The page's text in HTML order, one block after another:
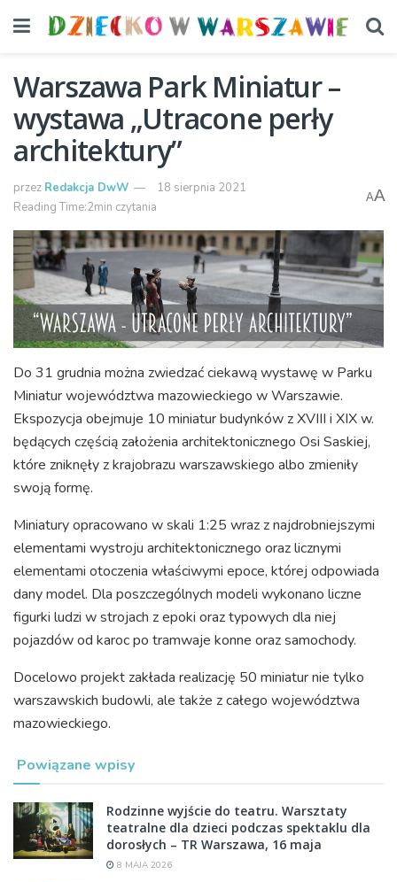
Warszawa Park Miniatur –
wystawa „Utracone perły
architektury”
przez Redakcja DwW
18 sierpnia 2021
Reading Time:2min czytania
AA
Do 31 grudnia można zwiedzać ciekawą wystawę w Parku
Miniatur województwa mazowieckiego w Warszawie.
Ekspozycja obejmuje 10 miniatur budynków z XVIII i XIX w.
będących częścią założenia architektonicznego Osi Saskiej,
które zniknęły z krajobrazu warszawskiego albo zmieniły
swoją formę.
Miniatury opracowano w skali 1:25 wraz z najdrobniejszymi
elementami wystroju architektonicznego oraz licznymi
elementami otoczenia właściwymi epoce, której odpowiada
dany model. Dla poszczególnych modeli wykonano liczne
figurki ludzi w strojach z epoki oraz typowych dla niej
pojazdów od karoc po tramwaje konne oraz samochody.
Docelowo projekt zakłada realizację 50 miniatur nie tylko
warszawskich budowli, ale także z całego województwa
mazowieckiego.
Powiązane wpisy
Rodzinne wyjście do teatru. Warsztaty
teatralne dla dzieci podczas spektaklu dla
dorosłych – TR Warszawa, 16 maja
8 MAJA 2026